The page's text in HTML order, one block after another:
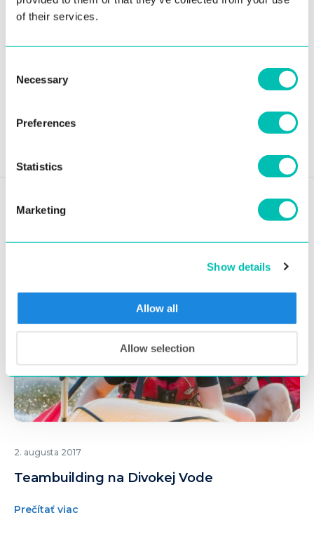
of their services.
Selection
Necessary
Preferences
Statistics
Marketing
Show details
Allow all
Allow selection
2. augusta 2017
Teambuilding na Divokej Vode
Prečítať viac